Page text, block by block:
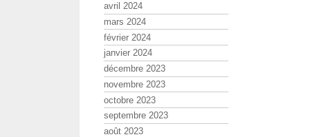
avril 2024
mars 2024
février 2024
janvier 2024
décembre 2023
novembre 2023
octobre 2023
septembre 2023
août 2023